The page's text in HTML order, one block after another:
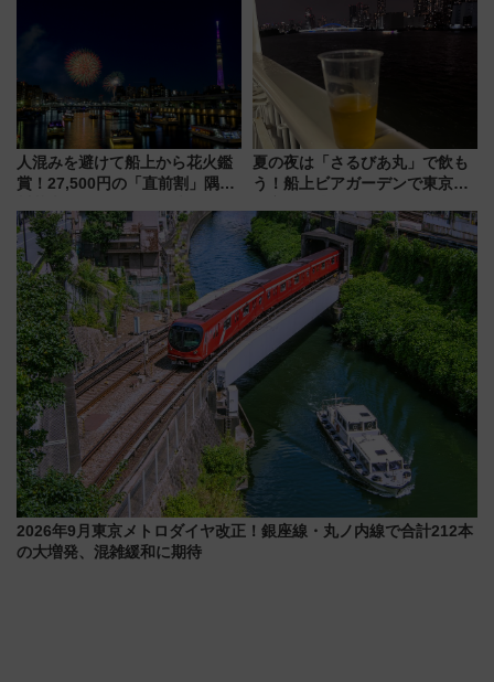
報、利根川に咲く8,000発の大迫
力＆屋台を満喫
人混みを避けて船上から花火鑑
賞！27,500円の「直前割」隅田
メも持ち込みOK
夏の夜は「さるびあ丸」で飲も
う！船上ビアガーデンで東京湾
杯……工場直送生ビールや島グ
ルメが美味い
2026年9月東京メトロダイヤ改正！銀座線・丸ノ内線で合計212本
の大増発、混雑緩和に期待